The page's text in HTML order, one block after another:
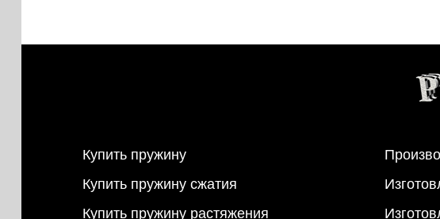
Купить пружину
Купить пружину сжатия
Купить пружину растяжения